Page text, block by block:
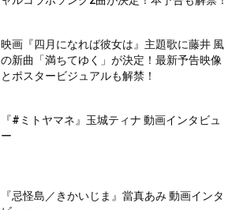
映画『四月になれば彼女は』主題歌に藤井 風
の新曲「満ちてゆく」が決定！最新予告映像
とポスタービジュアルも解禁！
『#ミトヤマネ』玉城ティナ 動画インタビュ
ー
『忌怪島／きかいじま』當真あみ 動画インタ